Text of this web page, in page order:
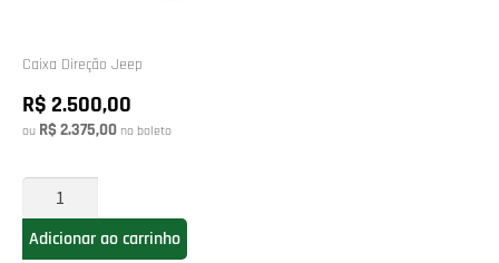
Caixa Direção Jeep
R$ 2.500,00
ou R$ 2.375,00 no boleto
Adicionar ao carrinho